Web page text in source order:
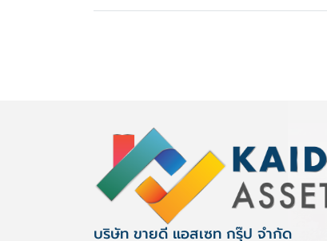
บริษัท ขายดี แอสเซท กรุ๊ป จำกัด